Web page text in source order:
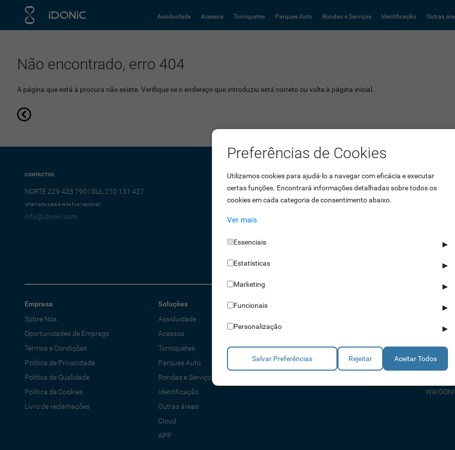
Assiduidade Acessos Torniquetes Parques Auto Rondas e Serviços Identificação Outras
Não encontrado, erro 404
A página que está à procura não existe. Verifique se o endereço que introduziu está correto ou volte à página inicial.
CONTACTOS
NORTE 229 428 790 | SUL 210 131 427
(chamada para a rede fixa nacional)
info@idonic.com
Empresa
Sobre Nós
Oportunidades de Emprego
Termos e Condições
Política de Privacidade
Política de Qualidade
Política de Cookies
Livro de reclamações
Soluções
Assiduidade
Acessos
Torniquetes
Parques Auto
Rondas e Serviços
Identificação
Outras áreas
Cloud
APP
Integradores
Ajuda
Apoio
Apoio
Comercial
Preferências de Cookies
Utilizamos cookies para ajudá-lo a navegar com eficácia e executar
certas funções. Encontrará informações detalhadas sobre todos os
cookies em cada categoria de consentimento abaixo.
Ver mais
Essenciais ▶
Estatísticas ▶
Marketing ▶
Funcionais ▶
Personalização ▶
Salvar Preferências Rejeitar Aceitar Todos